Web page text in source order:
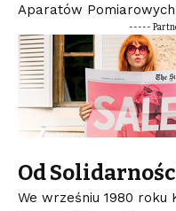
Aparatów Pomiarowych
-----
Od
We wrześniu 1980